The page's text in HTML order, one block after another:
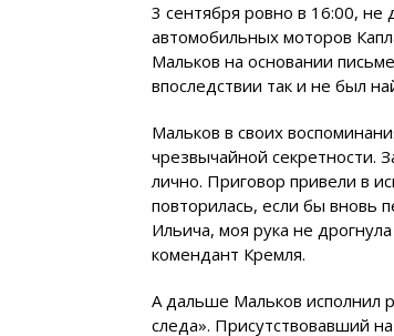
3 сентября ровно в 16:00,
автомобильных моторов
Мальков на основании
впоследствии так и не был
Мальков в своих
чрезвычайной секретности.
лично. Приговор привели в
повторилась, если бы вновь
Ильича, моя рука не
комендант Кремля.
А дальше Мальков исполнил
следа». Присутствовавший